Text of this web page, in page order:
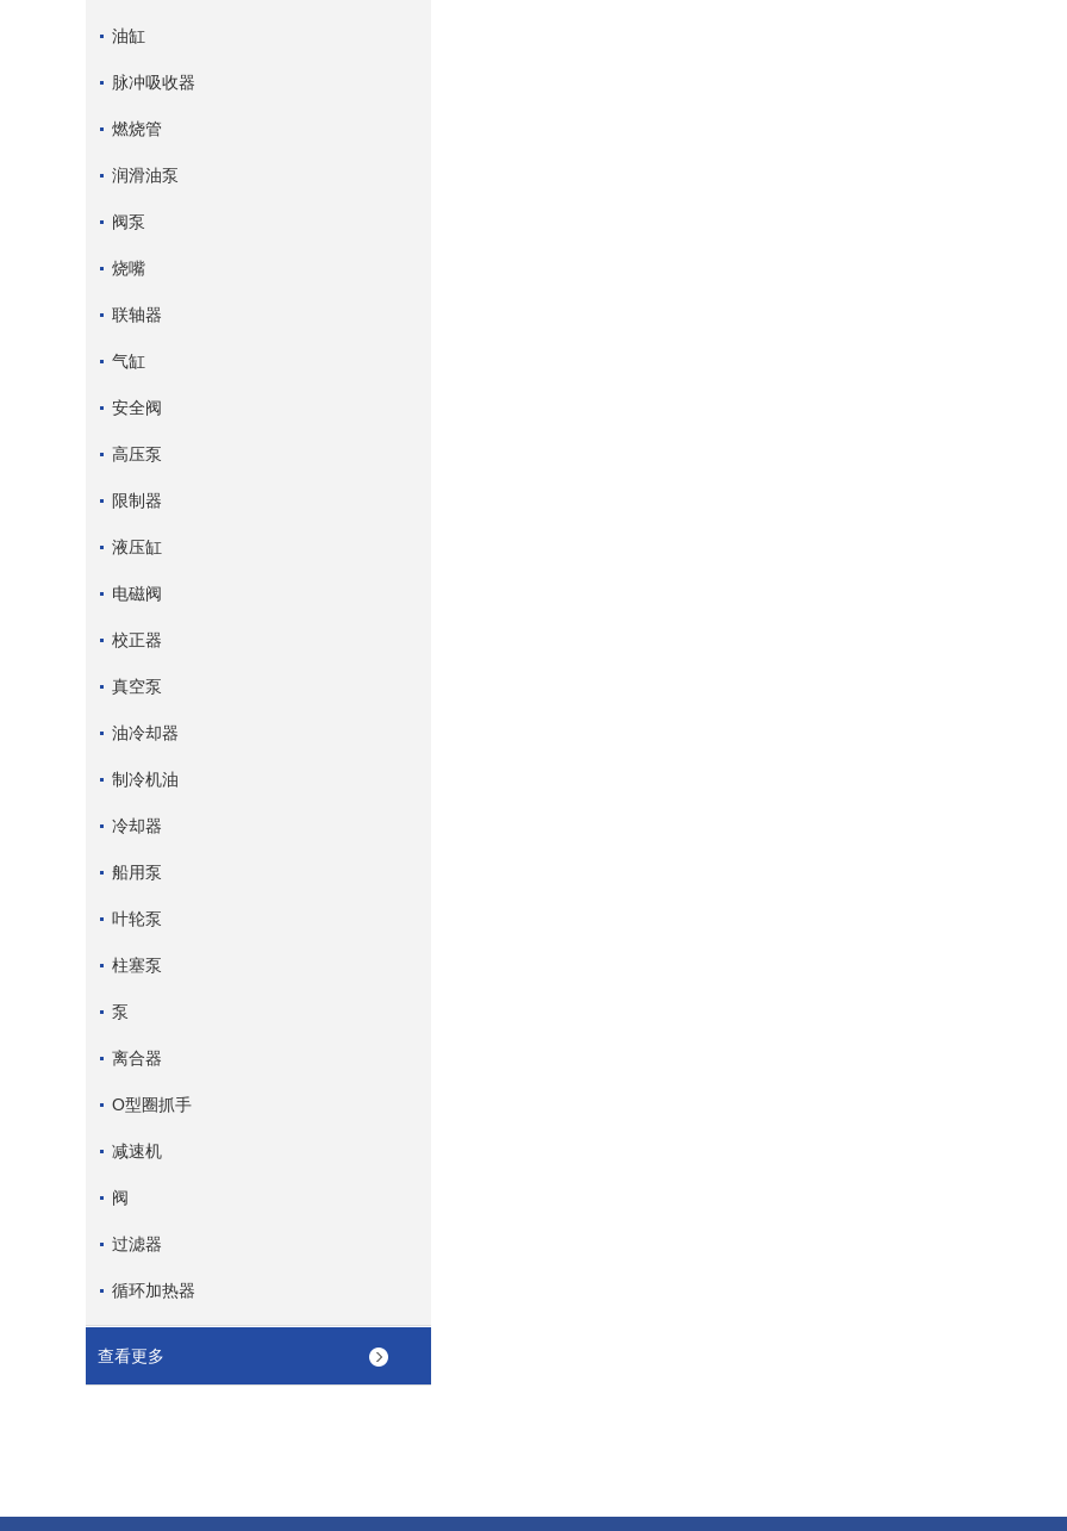
油缸
脉冲吸收器
燃烧管
润滑油泵
阀泵
烧嘴
联轴器
气缸
安全阀
高压泵
限制器
液压缸
电磁阀
校正器
真空泵
油冷却器
制冷机油
冷却器
船用泵
叶轮泵
柱塞泵
泵
离合器
O型圈抓手
减速机
阀
过滤器
循环加热器
查看更多